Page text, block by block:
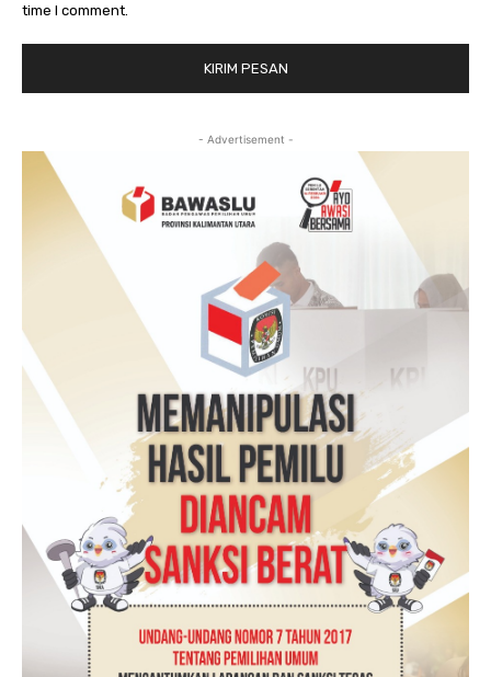
time I comment.
- Advertisement -